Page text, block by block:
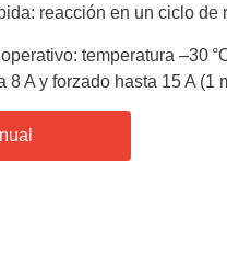
reacción en un ciclo de
temperatura –30
8 A y forzado hasta 15 A (1